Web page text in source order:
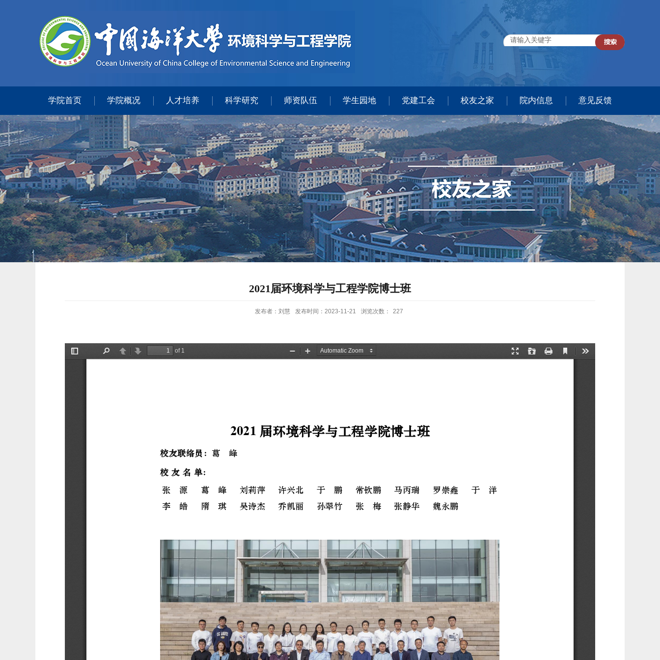
学院首页 学院概况 人才培养 科学研究 师资队伍 学生园地 党建工会 校友之家 院内信息 意见反馈
2021届环境科学与工程学院博士班
发布者：刘慧 发布时间：2023-11-21 浏览次数： 227